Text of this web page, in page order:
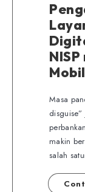
Masa
makin
salah